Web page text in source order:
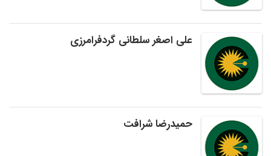
علی اصغر سلطانی گردفرامرزی
حمیدرضا شرافت